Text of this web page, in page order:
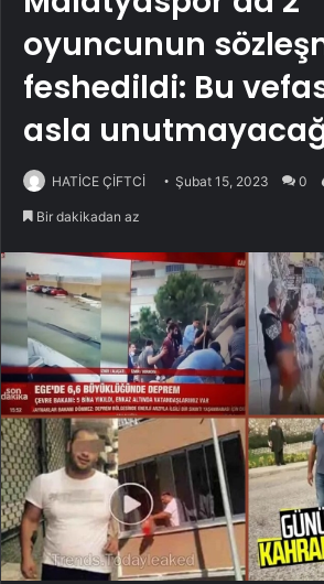
oyuncunun
feshedildi: Bu
asla
HATİCE ÇİFTCİ Şubat 15, 2023 0
Bir dakikadan az